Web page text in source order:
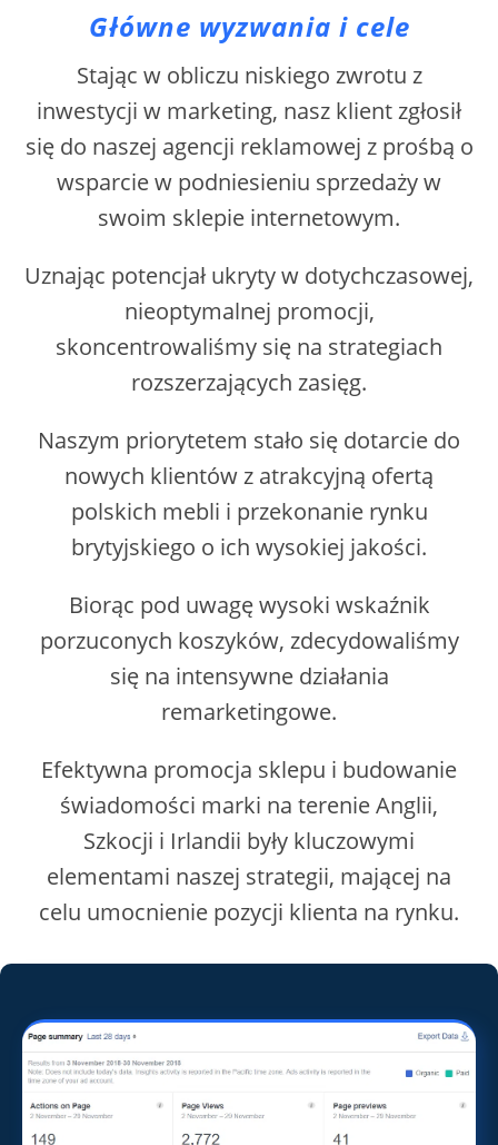
Główne wyzwania i cele
Stając w obliczu niskiego zwrotu z
inwestycji w marketing, nasz klient zgłosił
się do naszej agencji reklamowej z prośbą o
wsparcie w podniesieniu sprzedaży w
swoim sklepie internetowym.
Uznając potencjał ukryty w dotychczasowej,
nieoptymalnej promocji,
skoncentrowaliśmy się na strategiach
rozszerzających zasięg.
Naszym priorytetem stało się dotarcie do
nowych klientów z atrakcyjną ofertą
polskich mebli i przekonanie rynku
brytyjskiego o ich wysokiej jakości.
Biorąc pod uwagę wysoki wskaźnik
porzuconych koszyków, zdecydowaliśmy
się na intensywne działania
remarketingowe.
Efektywna promocja sklepu i budowanie
świadomości marki na terenie Anglii,
Szkocji i Irlandii były kluczowymi
elementami naszej strategii, mającej na
celu umocnienie pozycji klienta na rynku.